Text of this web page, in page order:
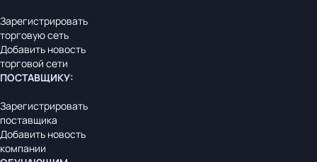
Зарегистрировать
торговую сеть
Добавить новость
торговой сети
ПОСТАВЩИКУ:
Зарегистрировать
поставщика
Добавить новость
компании